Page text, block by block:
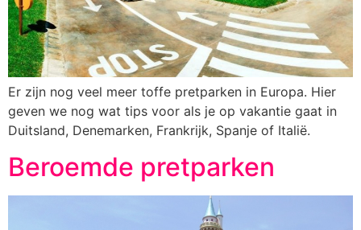
Er zijn nog veel meer toffe pretparken in Europa. Hier
geven we nog wat tips voor als je op vakantie gaat in
Duitsland, Denemarken, Frankrijk, Spanje of Italië.
Beroemde pretparken